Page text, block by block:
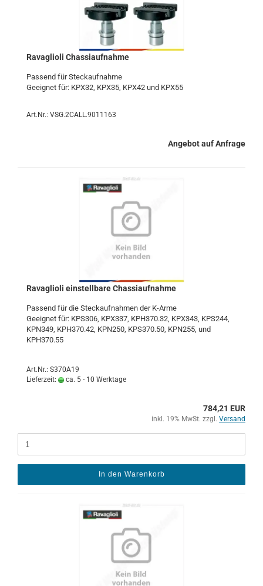
Ra­vaglio­li Chas­si­auf­nah­me
Pas­send für Steck­auf­nah­me
Ge­eig­net für: KPX32, KPX35, KPX42 und KPX55
Art.Nr.: VSG.2CALL.9011163
Angebot auf Anfrage
Ra­vaglio­li ein­stell­ba­re Chas­si­auf­nah­me
Pas­send für die Steck­auf­nah­men der K-​Arme
Ge­eig­net für: KPS306, KPX337, KPH370.32, KPX343, KPS244,
KPN349, KPH370.42, KPN250, KPS370.50, KPN255, und
KPH370.55
Art.Nr.: S370A19
Lieferzeit:
ca. 5 - 10 Werktage
784,21 EUR
inkl. 19% MwSt. zzgl. Versand
In den Warenkorb